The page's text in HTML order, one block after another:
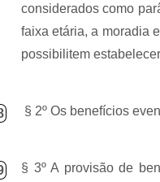
considerados como
faixa etária, a moradia
possibilitem
§ 2º Os benefícios
§ 3º A provisão de